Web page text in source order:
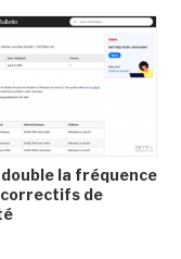
la fréquence
correctifs de